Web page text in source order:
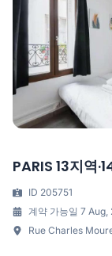
PARIS 13지역
ID 205751
계약 가능일 7 Aug,
Rue Charles